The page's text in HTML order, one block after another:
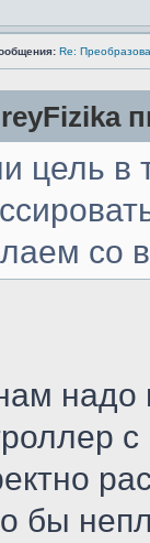
Re:
цель в
со
надо
бы